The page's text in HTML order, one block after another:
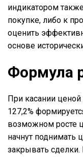
индикатором
покупке, либо к
оценить
основе
Формула
При касании
127,2%
возможном росте
начнут поднимать
закрывать